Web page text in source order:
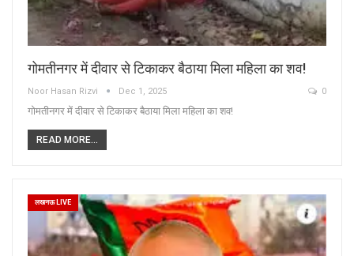
गोमतीनगर में दीवार से टिकाकर बैठाया मिला महिला का शव!
Noor Hasan Rizvi Dec 1, 2025 0
गोमतीनगर में दीवार से टिकाकर बैठाया मिला महिला का शव!
READ MORE...
लखनऊ LIVE